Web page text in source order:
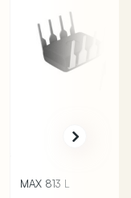
MAX 813 L